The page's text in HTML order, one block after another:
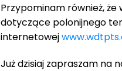
Przypominam również,
dotyczące polonijnego
internetowej
Już dzisiaj zapraszam na